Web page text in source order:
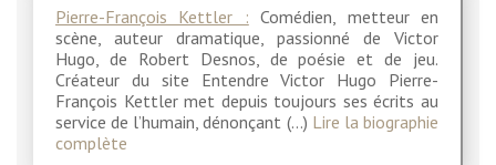
Pierre-François Kettler : Comédien, metteur en
scène, auteur dramatique, passionné de Victor
Hugo, de Robert Desnos, de poésie et de jeu.
Créateur du site Entendre Victor Hugo Pierre-
François Kettler met depuis toujours ses écrits au
service de l’humain, dénonçant (…) Lire la biographie
complète